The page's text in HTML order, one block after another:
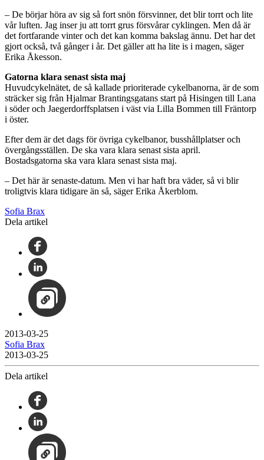
– De börjar höra av sig så fort snön försvinner, det blir torrt och lite
vår luften. Jag inser ju att torrt grus försvårar cyklingen. Men då är
det fortfarande vinter och det kan komma bakslag ännu. Det har det
gjort också, två gånger i år. Det gäller att ha lite is i magen, säger
Erika Åkesson.
Gatorna klara senast sista maj
Huvudcykelnätet, de så kallade prioriterade cykelbanorna, är de som
sträcker sig från Hjalmar Brantingsgatans start på Hisingen till Lana
i söder och Jaegerdorffsplatsen i väst via Lilla Bommen till Fräntorp
i öster.
Efter dem är det dags för övriga cykelbanor, busshållplatser och
övergångsställen. De ska vara klara senast sista april.
Bostadsgatorna ska vara klara senast sista maj.
– Det här är senaste-datum. Men vi har haft bra väder, så vi blir
troligtvis klara tidigare än så, säger Erika Åkerblom.
Sofia Brax
Dela artikel
2013-03-25
Sofia Brax
2013-03-25
Dela artikel